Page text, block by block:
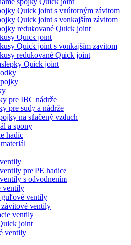
Quick joint s vnútorným závitom
Quick joint s vonkajším závitom
redukované Quick joint
Quick joint
Quick joint s vonkajším závitom
redukované Quick joint
Quick joint
pre IBC nádrže
pre sudy a nádrže
na stlačený vzduch
a spony
hadíc
pre PE hadice
s odvodnením
ventily
guľové ventily
závitové ventily
ventily
joint
ventily